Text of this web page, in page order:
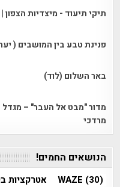
תיקי תיעוד - מיצדיות הצפון
פנינת טבע בין המושבים (
באר השלום (לוד)
מדור "מבט אל העבר" – מגדל
מרדכי
הנושאים החמים!
WAZE (30) אטרקציות